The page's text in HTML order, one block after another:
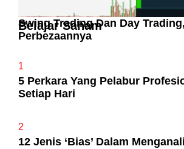
Swing Trading Dan Day
Perbezaannya
Belajar Saham
1
5 Perkara Yang Pelabur
Setiap Hari
2
12 Jenis ‘Bias’ Dalam